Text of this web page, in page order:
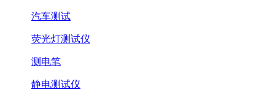
汽车测试
荧光灯测试仪
测电笔
静电测试仪